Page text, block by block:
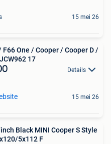
15 mei 26
F66 One / Cooper / Cooper D /
17
Details
15 mei 26
Black MINI Cooper S Style
5x112 F